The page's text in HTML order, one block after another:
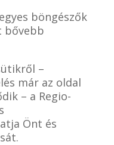
böngészők
bővebb
–
már az oldal
– a Regio-
Önt és